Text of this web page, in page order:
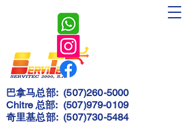
Servitec
2000, S.A.
巴拿马总部: (507)260-5000
Chitre 总部: (507)979-0109
奇里基总部: (507)730-5484